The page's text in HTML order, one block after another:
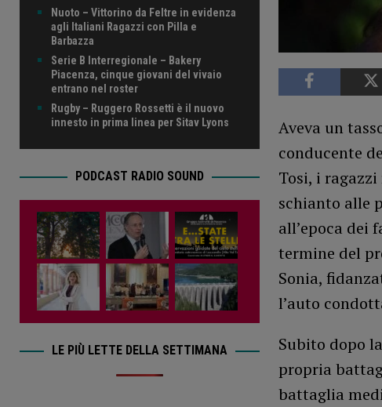
Aveva un
conducente
Tosi, i
schianto alle
all’epoca dei
termine del
Sonia,
l’auto
Subito dopo
propria
battaglia
Nuoto – Vittorino da Feltre in evidenza
agli Italiani Ragazzi con Pilla e
Barbazza
Serie B Interregionale – Bakery
Piacenza, cinque giovani del vivaio
entrano nel roster
Rugby – Ruggero Rossetti è il nuovo
innesto in prima linea per Sitav Lyons
PODCAST RADIO SOUND
LE PIÙ LETTE DELLA SETTIMANA